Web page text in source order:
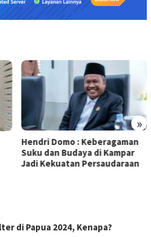
»
Olah Minyak Jelantah dari
Biodiesel, Prestasi Siswa
5 Kampar Diapresiasi Eko
di Papua 2024, Kenapa?